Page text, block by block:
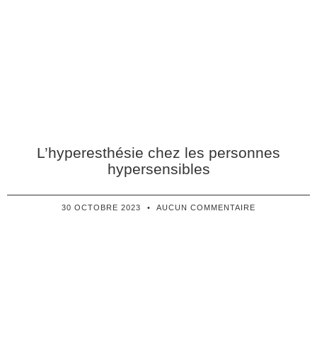
L’hyperesthésie chez les personnes
hypersensibles
30 OCTOBRE 2023 AUCUN COMMENTAIRE